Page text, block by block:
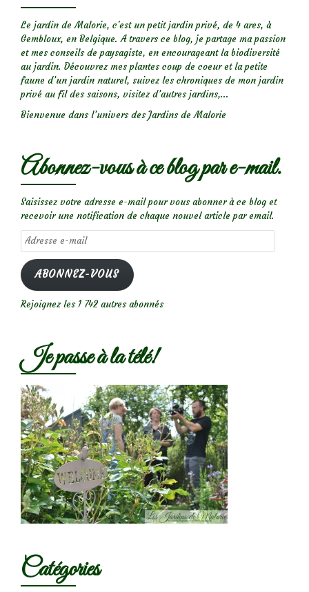
Le jardin de Malorie, c'est un petit jardin privé, de 4 ares, à
Gembloux, en Belgique. A travers ce blog, je partage ma passion
et mes conseils de paysagiste, en encourageant la biodiversité
au jardin. Découvrez mes plantes coup de coeur et la petite
faune d’un jardin naturel, suivez les chroniques de mon jardin
privé au fil des saisons, visitez d’autres jardins,...
Bienvenue dans l’univers des Jardins de Malorie
Abonnez-vous à ce blog par e-mail.
Saisissez votre adresse e-mail pour vous abonner à ce blog et
recevoir une notification de chaque nouvel article par email.
Adresse
e-
mail
ABONNEZ-VOUS
Rejoignez les 1 742 autres abonnés
Je passe à la télé!
Catégories